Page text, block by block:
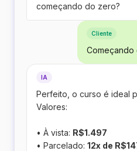
começando do zero?
Cliente
Começando
IA
Perfeito, o curso é ideal
Valores:
• À vista: R$1.497
• Parcelado: 12x de